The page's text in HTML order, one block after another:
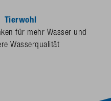
Tierwohl
für mehr Wasser und
Wasserqualität